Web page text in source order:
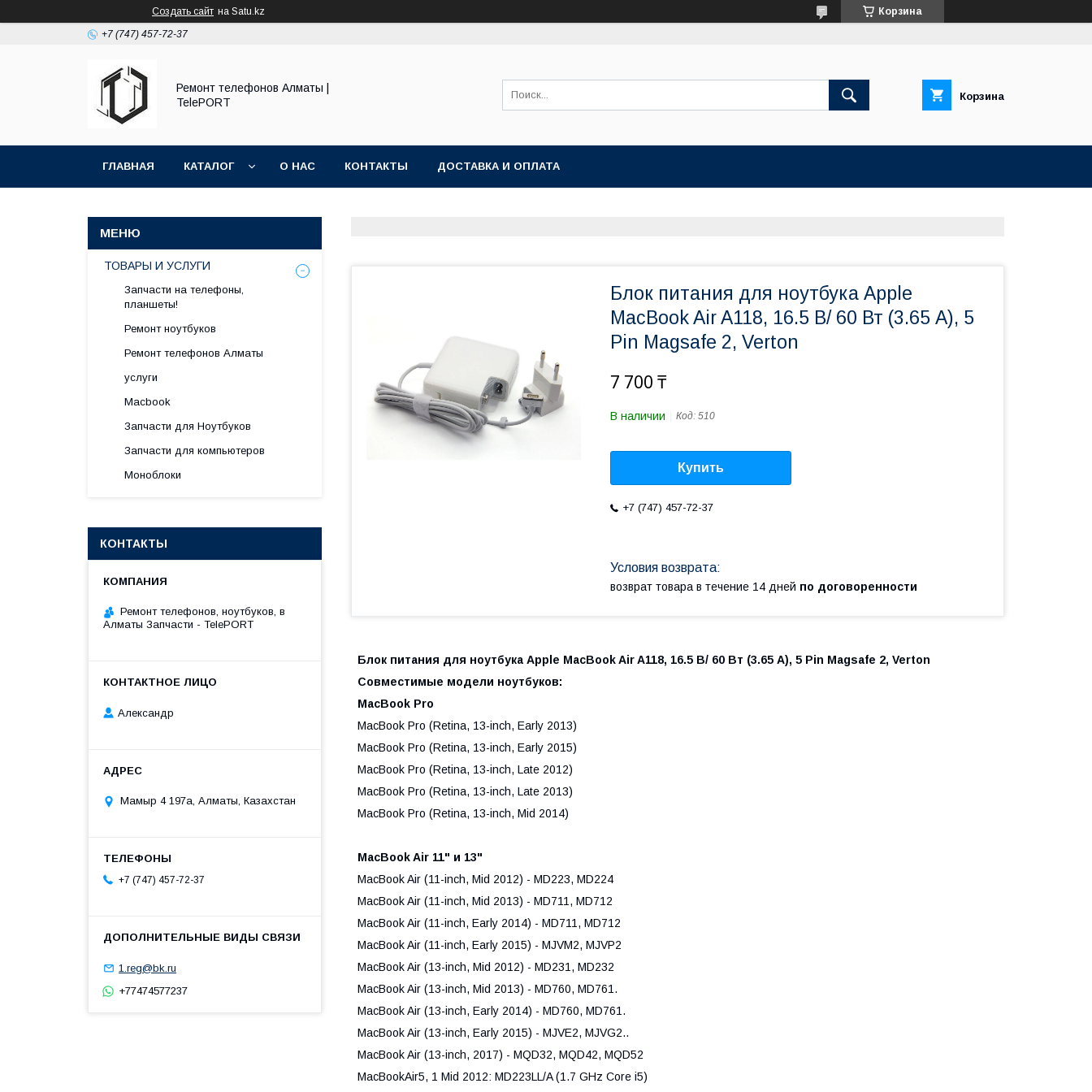
Создать сайт на Satu.kz Корзина
+7 (747) 457-72-37
Ремонт телефонов Алматы |
TelePORT
Корзина
ГЛАВНАЯ КАТАЛОГ О НАС КОНТАКТЫ ДОСТАВКА И ОПЛАТА
Блок питания для ноутбука Apple
MacBook Air A118, 16.5 В/ 60 Вт (3.65 А), 5
Pin Magsafe 2, Verton
7 700 ₸
В наличии Код: 510
Купить
+7 (747) 457-72-37
возврат товара в течение 14 дней по договоренности
Блок питания для ноутбука Apple MacBook Air A118, 16.5 В/ 60 Вт (3.65 А), 5 Pin Magsafe 2, Verton
Совместимые модели ноутбуков:
MacBook Pro
MacBook Pro (Retina, 13-inch, Early 2013)
MacBook Pro (Retina, 13-inch, Early 2015)
MacBook Pro (Retina, 13-inch, Late 2012)
MacBook Pro (Retina, 13-inch, Late 2013)
MacBook Pro (Retina, 13-inch, Mid 2014)
MacBook Air 11" и 13"
MacBook Air (11-inch, Mid 2012) - MD223, MD224
MacBook Air (11-inch, Mid 2013) - MD711, MD712
MacBook Air (11-inch, Early 2014) - MD711, MD712
MacBook Air (11-inch, Early 2015) - MJVM2, MJVP2
MacBook Air (13-inch, Mid 2012) - MD231, MD232
MacBook Air (13-inch, Mid 2013) - MD760, MD761.
MacBook Air (13-inch, Early 2014) - MD760, MD761.
MacBook Air (13-inch, Early 2015) - MJVE2, MJVG2..
MacBook Air (13-inch, 2017) - MQD32, MQD42, MQD52
MacBookAir5, 1 Mid 2012: MD223LL/A (1.7 GHz Core i5)
ТОВАРЫ И УСЛУГИ
Запчасти на телефоны,
планшеты!
Ремонт ноутбуков
Ремонт телефонов Алматы
услуги
Macbook
Запчасти для Ноутбуков
Запчасти для компьютеров
Моноблоки
КОНТАКТЫ
Ремонт телефонов, ноутбуков, в
Алматы Запчасти - TelePORT
Александр
Мамыр 4 197а, Алматы, Казахстан
+7 (747) 457-72-37
1.reg@bk.ru
+77474577237